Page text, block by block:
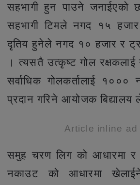
सहभागी हुन पाउने
सहभागी टिमले नगद १५
दृतिय हुनेले नगद १० हजार र
। त्यसतै उत्कृष्ट गोल
सर्वाधिक गोलकर्तालाई
प्रदान गरिने आयोजक बिद्यालय
Article inline ad
समुह चरण लिग को आधारमा र
नकाउट को आधारमा